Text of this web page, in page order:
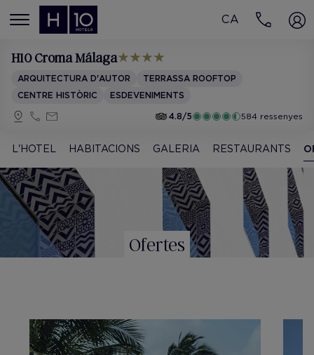
MENÚ
CA
H10 Croma Málaga
ARQUITECTURA D'AUTOR
TERRASSA ROOFTOP
CENTRE HISTÒRIC
ESDEVENIMENTS
4.8/5
584 ressenyes
L'HOTEL HABITACIONS GALERIA RESTAURANTS
Ofertes